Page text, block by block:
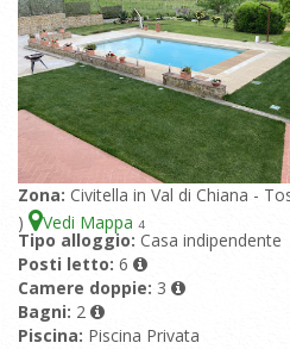
Zona: Civitella in Val di Chiana -
)
Vedi Mappa 4
Tipo alloggio: Casa indipendente
Posti letto: 6
Camere doppie: 3
Bagni: 2
Piscina: Piscina Privata